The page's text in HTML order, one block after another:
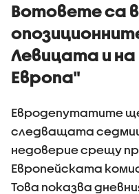
Вотовете са
Левицата и
Европа"
Евродепутатите
следващата
недоверие срещу
Европейската
Това показва